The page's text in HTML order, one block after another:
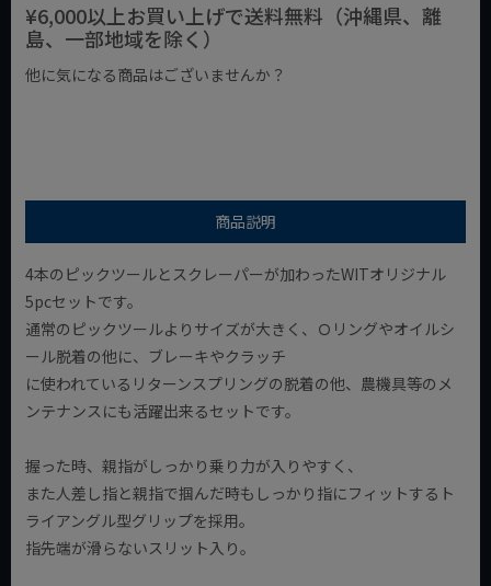
¥6,000以上お買い上げで送料無料（沖縄県、離
島、一部地域を除く）
他に気になる商品はございませんか？
商品説明
4本のピックツールとスクレーパーが加わったWITオリジナル
5pcセットです。
通常のピックツールよりサイズが大きく、Ｏリングやオイルシ
ール脱着の他に、ブレーキやクラッチ
に使われているリターンスプリングの脱着の他、農機具等のメ
ンテナンスにも活躍出来るセットです。
握った時、親指がしっかり乗り力が入りやすく、
また人差し指と親指で掴んだ時もしっかり指にフィットするト
ライアングル型グリップを採用。
指先端が滑らないスリット入り。